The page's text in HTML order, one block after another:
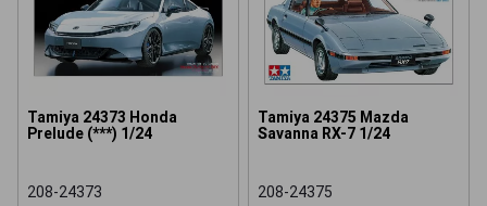
Tamiya 24373 Honda
Prelude (***) 1/24
208-24373
Tamiya 24375 Mazda
Savanna RX-7 1/24
208-24375